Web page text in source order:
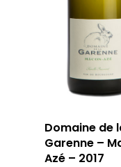
Domaine de
Garenne –
Azé – 2017